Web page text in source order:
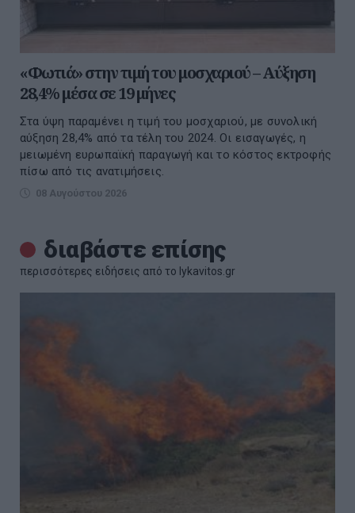
«Φωτιά» στην τιμή του μοσχαριού – Αύξηση
28,4% μέσα σε 19 μήνες
Στα ύψη παραμένει η τιμή του μοσχαριού, με συνολική
αύξηση 28,4% από τα τέλη του 2024. Οι εισαγωγές, η
μειωμένη ευρωπαϊκή παραγωγή και το κόστος εκτροφής
πίσω από τις ανατιμήσεις.
08 Αυγούστου 2026
διαβάστε επίσης
περισσότερες ειδήσεις από το lykavitos.gr